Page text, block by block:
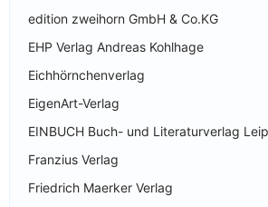
edition zweihorn GmbH & Co.KG
EHP Verlag Andreas Kohlhage
Eichhörnchenverlag
EigenArt-Verlag
EINBUCH Buch- und Literaturverlag
Franzius Verlag
Friedrich Maerker Verlag